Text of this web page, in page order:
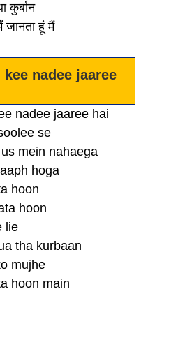
कुर्बान
जानता हूं मैं
kee nadee jaaree
nadee jaaree hai
se
mein nahaega
hoga
hoon
hoon
lie
tha kurbaan
mujhe
hoon main